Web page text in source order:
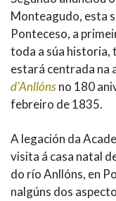
Monteagudo, esta
Ponteceso, a
toda a súa historia,
estará centrada na
d'Anllónsno 180
febreiro de 1835.
A legación da
visita á casa natal
do río Anllóns, en
nalgúns dos